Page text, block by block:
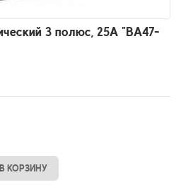
3 полюс, 25А "ВА47-
В КОРЗИНУ